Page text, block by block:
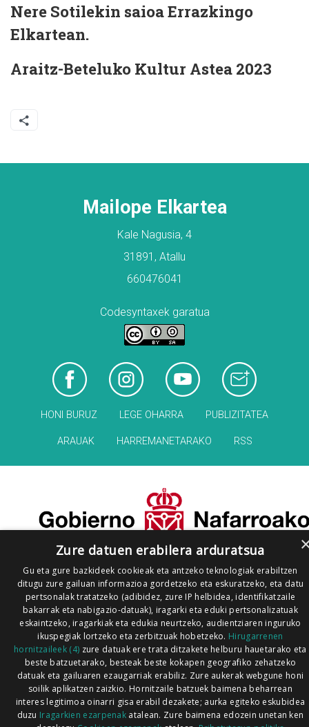
Nere Sotilekin saioa Errazkingo
Elkartean.
Araitz-Beteluko Kultur Astea 2023
Mailope Elkartea
Kale Nagusia, 4
31891, Atallu
660476041
Codesyntaxek garatua
HONI BURUZ LEGE OHARRA PUBLIZITATEA
ARAUAK HARREMANETARAKO RSS
Zure datuen erabilera arduratsua
Gu eta gure bazkideek cookieak eta antzeko teknologiak erabiltzen
ditugu zure gailuan informazioa gordetzeko eta eskuratzeko, eta datu
pertsonalak tratatzeko (adibidez, zure IP helbidea, identifikatzaile
bakarrak eta nabigazio-datuak), iragarki eta eduki pertsonalizatuak
eskaintzeko, iragarkiak eta edukia neurtzeko, audientziaren inguruko
ikuspegiak lortzeko eta zerbitzuak hobetzeko. Hirugarrenen
hornitzaileek (4) zure datuak ere trata ditzakete helburu hauetarako eta
beste batzuetarako, besteak beste kokapen geografiko zehatzeko
datuak eta gailuaren ezaugarriak erabiliz. Zure aukerak webgune honi
soilik aplikatzen zaizkio. Hornitzaile batzuek baimena beharrean
interes legitimoa oinarri gisa erabil dezakete; aurka egiteko eskubidea
duzu Iragarkien ezarpenak atalean. Zure baimena edozein unetan ken